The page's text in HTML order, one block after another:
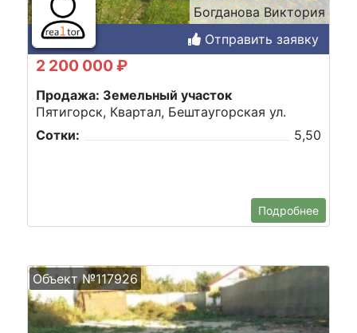
Богданова Виктория
Отправить заявку
2 200 000 ₽
Продажа: Земельный участок
Пятигорск, Квартал, Бештаугорская ул.
Сотки:
5,50
Подробнее
Объект №117926